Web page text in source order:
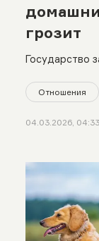
грозит
Государство
Отношения
04.03.2026, 04:33